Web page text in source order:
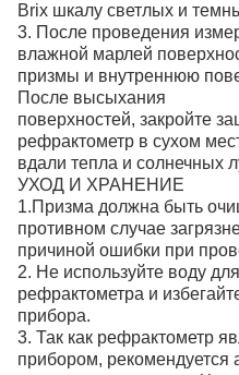
Brix шкалу светлых и
3. После проведения
влажной марлей
призмы и внутреннюю
После высыхания
поверхностей, закройте
рефрактометр в сухом
вдали тепла и солнечных
УХОД И ХРАНЕНИЕ
1.Призма должна быть
противном случае
причиной ошибки при
2. Не используйте воду
рефрактометра и
прибора.
3. Так как рефрактометр
прибором, рекомендуется